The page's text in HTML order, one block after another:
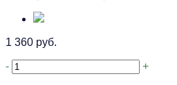
1 360 руб.
- +